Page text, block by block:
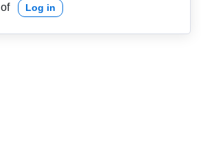
of Log in